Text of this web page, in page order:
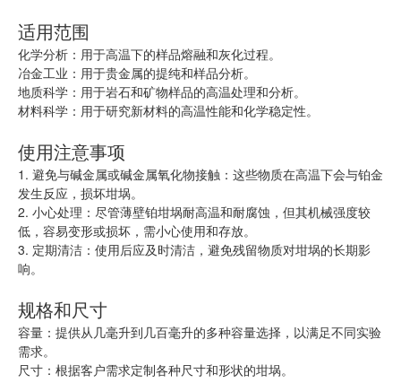
适用范围
化学分析：用于高温下的样品熔融和灰化过程。
冶金工业：用于贵金属的提纯和样品分析。
地质科学：用于岩石和矿物样品的高温处理和分析。
材料科学：用于研究新材料的高温性能和化学稳定性。
使用注意事项
1. 避免与碱金属或碱金属氧化物接触：这些物质在高温下会与铂金
发生反应，损坏坩埚。
2. 小心处理：尽管薄壁铂坩埚耐高温和耐腐蚀，但其机械强度较
低，容易变形或损坏，需小心使用和存放。
3. 定期清洁：使用后应及时清洁，避免残留物质对坩埚的长期影
响。
规格和尺寸
容量：提供从几毫升到几百毫升的多种容量选择，以满足不同实验
需求。
尺寸：根据客户需求定制各种尺寸和形状的坩埚。